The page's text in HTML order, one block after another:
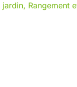
jardin, Rangement